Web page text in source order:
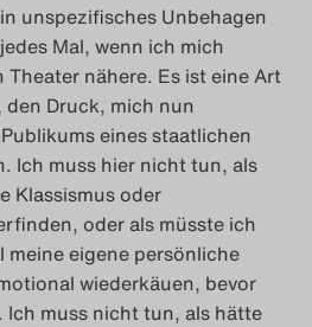
unspezifisches Unbehagen
Mal, wenn ich mich
nähere. Es ist eine Art
Druck, mich nun
eines staatlichen
Ich muss hier nicht tun, als
Klassismus oder
oder als müsste ich
meine eigene persönliche
wiederkäuen, bevor
Ich muss nicht tun, als hätte